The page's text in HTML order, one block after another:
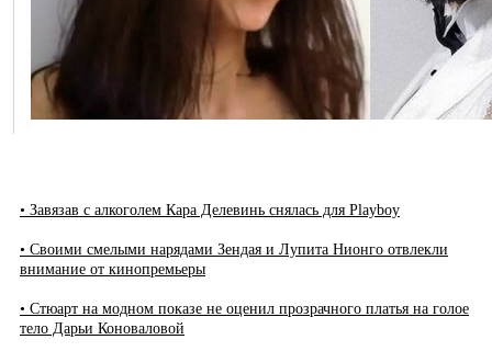
• Завязав с алкоголем Кара Делевинь снялась для Playboy
• Своими смелыми нарядами Зендая и Лупита Нионго отвлекли
внимание от кинопремьеры
• Стюарт на модном показе не оценил прозрачного платья на голое
тело Дарьи Коноваловой